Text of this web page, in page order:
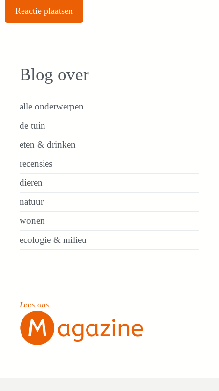
Blog over
alle onderwerpen
de tuin
eten & drinken
recensies
dieren
natuur
wonen
ecologie & milieu
Lees ons